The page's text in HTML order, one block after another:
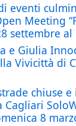
eventi
Meeting
settembre
e Giulia
Vivicittà di
chiuse
Cagliari
8